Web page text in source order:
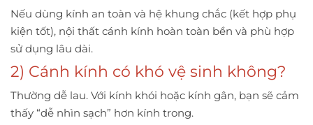
Nếu dùng kính an toàn và hệ khung chắc (kết hợp phụ
kiện tốt), nội thất cánh kính hoàn toàn bền và phù hợp
sử dụng lâu dài.
2) Cánh kính có khó vệ sinh không?
Thường dễ lau. Với kính khói hoặc kính gân, bạn sẽ cảm
thấy “dễ nhìn sạch” hơn kính trong.